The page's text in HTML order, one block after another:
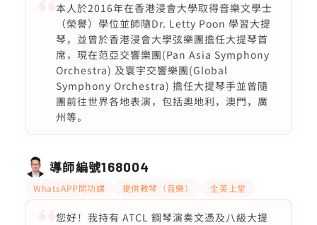
本人於2016年在香港浸會大學取得音樂文學士
（榮譽）學位並師隨Dr. Letty Poon 學習大提
琴，並曾於香港浸會大學弦樂團擔任大提琴首
席，現在范亞交響樂團(Pan Asia Symphony
Orchestra) 及寰宇交響樂團(Global
Symphony Orchestra) 擔任大提琴手並曾隨
團前往世界各地表演，包括奧地利，澳門，廣
州等。
導師編號168004
WhatsAPP問功課 提供教琴（音樂） 全英上堂
您好！我持有 ATCL 鋼琴演奏文憑及八級大提